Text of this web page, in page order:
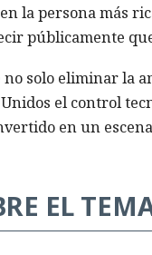
la persona más
públicamente
solo eliminar la
el control
en un
EL